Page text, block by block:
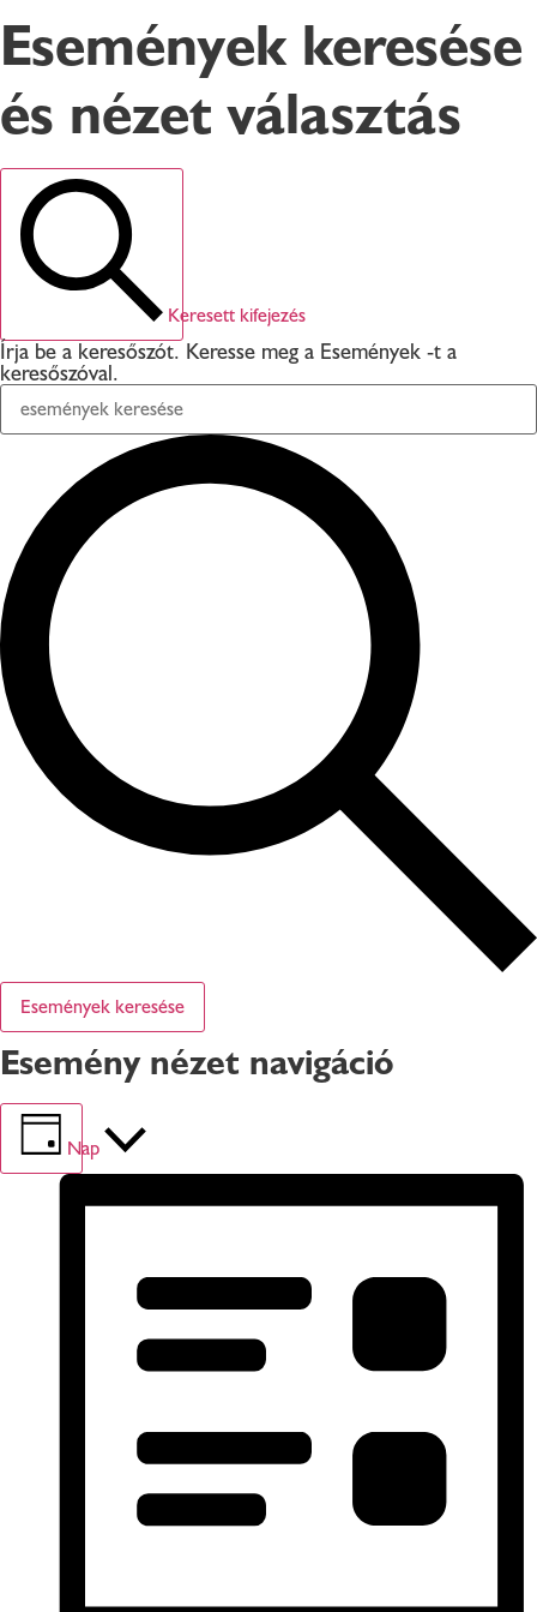
Események keresése
és nézet választás
Keresett kifejezés
Írja be a keresőszót. Keresse meg a Események -t a
keresőszóval.
Események keresése
Esemény nézet navigáció
Nap